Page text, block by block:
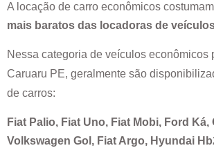
A locação de carro econômicos
mais baratos das locadoras de
Nessa categoria de veículos econômicos
Caruaru PE, geralmente são
de carros:
Fiat Palio, Fiat Uno, Fiat Mobi, Ford
Volkswagen Gol, Fiat Argo, Hyundai